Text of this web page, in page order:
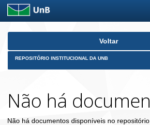
Skip
Voltar
REPOSITÓRIO INSTITUCIONAL DA UNB
Não há
Não há documentos disponíveis no